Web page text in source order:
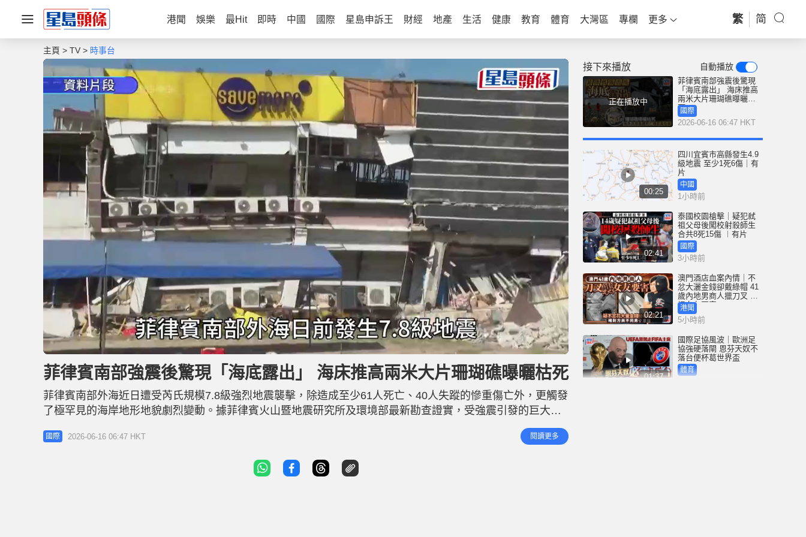
港聞 娛樂 最Hit 即時 中國 國際 星島申訴王 財經 地產 生活 健康 教育 體育 大灣區 專欄 更多 繁 简
主頁 TV 時事台
U
n
u
t
e
L
o
d
e
d
3
6
.
7
2
菲律賓南部強震後驚現「海底露出」 海床推高兩米大片珊瑚礁曝曬枯死
菲律賓南部外海近日遭受芮氏規模7.8級強烈地震襲擊，除造成至少61人死亡、40人失蹤的慘重傷亡外，更觸發
了極罕見的海岸地形地貌劇烈變動。據菲律賓火山暨地震研究所及環境部最新勘查證實，受強震引發的巨大地
殼推力結構影響，當地部分海床竟然被物理性地生生抬升海面高達2米，導致海岸線向外大幅移動約200米。這
場突如其來的隆起讓大面積的珊瑚礁與海草床直接暴露在烈日下，無數海洋生物因受困而集體死亡，水下生態
國際 2026-06-16 06:47 HKT 閱讀更多
接下來播放 自動播放
正在播放中
菲律賓南部強震後驚現
「海底露出」 海床推高
兩米大片珊瑚礁曝曬枯
死國際
2026-06-16 06:47 HKT
00:25
四川宜賓市高縣發生4.9
級地震 至少1死6傷｜有
片
中國
1小時前
02:41
泰國校園槍擊｜疑犯弒
祖父母後闖校射殺師生
合共8死15傷 ︱有片
國際
3小時前
02:21
澳門酒店血案內情｜不
忿大灑金錢卻戴綠帽 41
歲內地男商人擸刀叉 專
捅女友要害
港聞
5小時前
01:37
國際足協風波｜歐洲足
協強硬落閘 恩芬天奴不
落台便杯葛世界盃
體育